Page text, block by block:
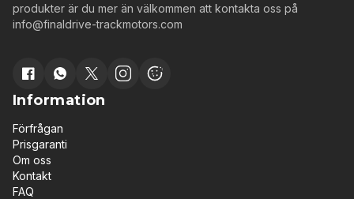
produkter är du mer än välkommen att kontakta oss på
info@finaldrive-trackmotors.com
Information
Förfrågan
Prisgaranti
Om oss
Kontakt
FAQ